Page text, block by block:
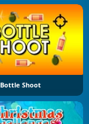
Bottle Shoot